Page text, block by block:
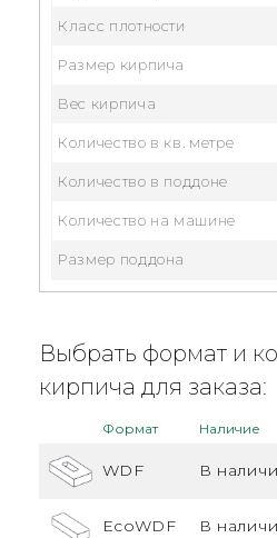
Класс плотности
Размер кирпича
Вес кирпича
Количество в кв. метре
Количество в поддоне
Количество на машине
Размер поддона
Выбрать формат и
кирпича для заказа:
Формат Наличие
WDF В
EcoWDF В